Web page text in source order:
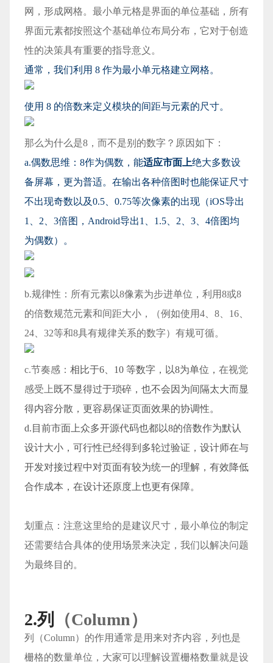
网，形成网格。最小单元格是界面的单位基础，所有
界面元素都按照这个基础单位布局分布，它对于创造
性的决策具有重要的指导意义。
通常，我们利用 8 作为最小单元格建立网格。
使用 8 的倍数来定义模块的间距与元素的尺寸。
那么为什么是8，而不是别的数字？原因如下：
a.偶数思维：8作为偶数，能适应市面上绝大多数设
备屏幕，更为普适。在输出各种倍图时也能保证尺寸
不出现奇数以及0.5、0.75等次像素的出现（iOS导出
1、2、3倍图，Android导出1、1.5、2、3、4倍图均
为偶数）。
b.规律性：所有元素以8像素为步进单位，利用8或8
的倍数规范元素和间距大小，（例如使用4、8、16、
24、32等和8具有规律关系的数字）有规可循。
c.节奏感： 相比于6、10 等数字，以8为单位， 在视觉
感受上 既不显得过于琐碎，也不会因为间隔太大而显
得内容分散，更容易保证页面效果的协调性。
d.目前市面上众多开源代码也都以8的倍数作为默认
设计大小，可行性已经得到多轮过验证，设计师在与
开发对接过程中对页面有较为统一的理解，有效降低
合作成本，在设计还原度上也更有保障。
划重点：注意这里给的是建议尺寸，最小单位的制定
还需要结合具体的使用场景来决定，我们以解决问题
为最终目的。
2.列 （Column）
列 （Column） 的作用通常是用来对齐内容，列也是
栅格的数量单位，大家可以理解设置栅格数量就是设